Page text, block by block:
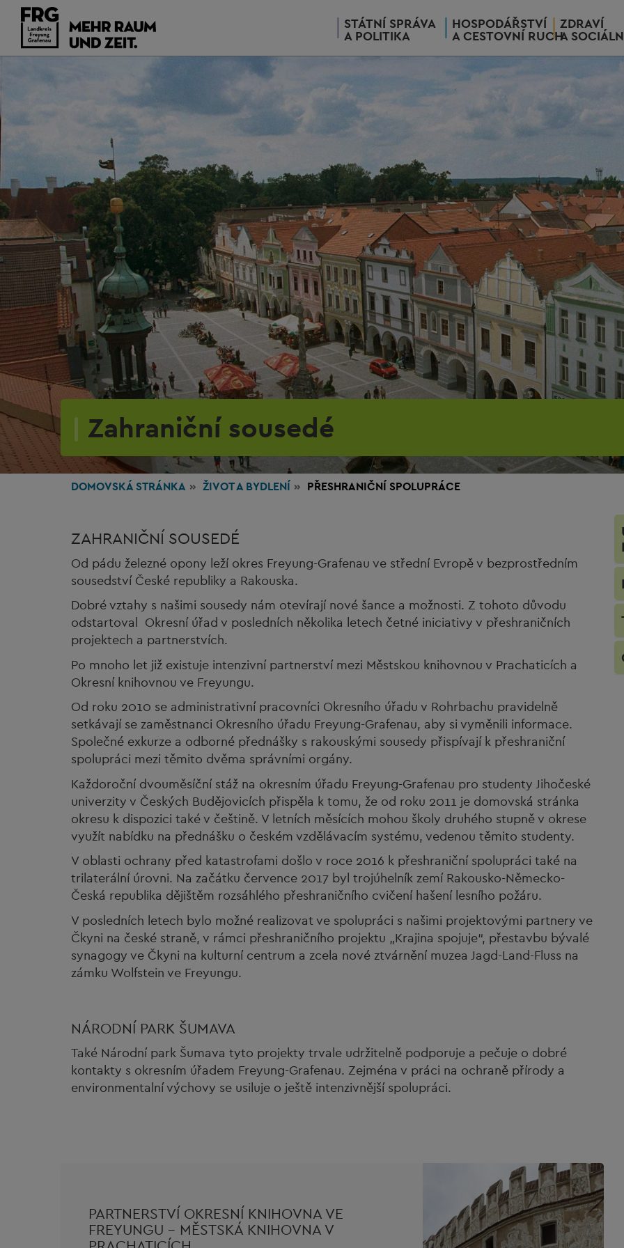
STÁTNÍ SPRÁVA
A POLITIKA
HOSPODÁŘSTVÍ
A CESTOVNÍ RUCH
ZDRAVÍ
A
Zahraniční sousedé
DOMOVSKÁ STRÁNKA ŽIVOTA BYDLENÍ PŘESHRANIČNÍ SPOLUPRÁCE
ZAHRANIČNÍ SOUSEDÉ
Od pádu železné opony leží okres Freyung-Grafenau ve střední Evropě v bezprostředním
sousedství České republiky a Rakouska.
Dobré vztahy s našimi sousedy nám otevírají nové šance a možnosti. Z tohoto důvodu
odstartoval Okresní úřad v posledních několika letech četné iniciativy v přeshraničních
projektech a partnerstvích.
Po mnoho let již existuje intenzivní partnerství mezi Městskou knihovnou v Prachaticích a
Okresní knihovnou ve Freyungu.
Od roku 2010 se administrativní pracovníci Okresního úřadu v Rohrbachu pravidelně
setkávají se zaměstnanci Okresního úřadu Freyung-Grafenau, aby si vyměnili informace.
Společné exkurze a odborné přednášky s rakouskými sousedy přispívají k přeshraniční
spolupráci mezi těmito dvěma správními orgány.
Každoroční dvouměsíční stáž na okresním úřadu Freyung-Grafenau pro studenty Jihočeské
univerzity v Českých Budějovicích přispěla k tomu, že od roku 2011 je domovská stránka
okresu k dispozici také v češtině. V letních měsících mohou školy druhého stupně v okrese
využít nabídku na přednášku o českém vzdělávacím systému, vedenou těmito studenty.
V oblasti ochrany před katastrofami došlo v roce 2016 k přeshraniční spolupráci také na
trilaterální úrovni. Na začátku července 2017 byl trojúhelník zemí Rakousko-Německo-
Česká republika dějištěm rozsáhlého přeshraničního cvičení hašení lesního požáru.
V posledních letech bylo možné realizovat ve spolupráci s našimi projektovými partnery ve
Čkyni na české straně, v rámci přeshraničního projektu „Krajina spojuje“, přestavbu bývalé
synagogy ve Čkyni na kulturní centrum a zcela nové ztvárnění muzea Jagd-Land-Fluss na
zámku Wolfstein ve Freyungu.
NÁRODNÍ PARK ŠUMAVA
Také Národní park Šumava tyto projekty trvale udržitelně podporuje a pečuje o dobré
kontakty s okresním úřadem Freyung-Grafenau. Zejména v práci na ochraně přírody a
environmentalní výchovy se usiluje o ještě intenzivnější spolupráci.
PARTNERSTVÍ OKRESNÍ KNIHOVNA VE
FREYUNGU - MĚSTSKÁ KNIHOVNA V